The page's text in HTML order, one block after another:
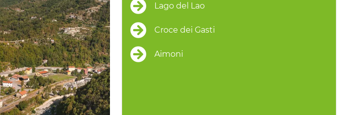
Lago del Lao
Croce dei Gasti
Aimoni